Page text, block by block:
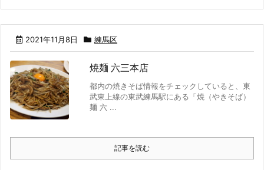
2021年11月8日 練馬区
焼麺 六三本店
都内の焼きそば情報をチェックしていると、東
武東上線の東武練馬駅にある「焼（やきそば）
麺 六 ...
記事を読む